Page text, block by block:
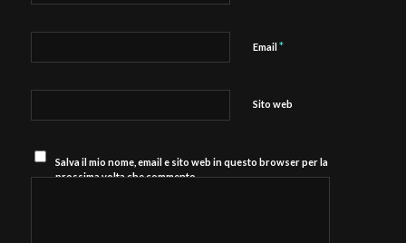
Email*
Sito web
Salva il mio nome, email e sito web in questo browser per la
prossima volta che commento.